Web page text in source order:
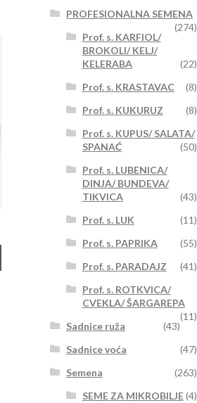
PROFESIONALNA SEMENA
(274)
Prof. s. KARFIOL/
BROKOLI/ KELJ/
KELERABA
(22)
Prof. s. KRASTAVAC
(8)
Prof. s. KUKURUZ
(8)
Prof. s. KUPUS/ SALATA/
SPANAĆ
(50)
Prof. s. LUBENICA/
DINJA/ BUNDEVA/
TIKVICA
(43)
Prof. s. LUK
(11)
Prof. s. PAPRIKA
(55)
Prof. s. PARADAJZ
(41)
Prof. s. ROTKVICA/
CVEKLA/ ŠARGAREPA
(11)
Sadnice ruža
(43)
Sadnice voća
(47)
Semena
(263)
SEME ZA MIKROBILJE(4)